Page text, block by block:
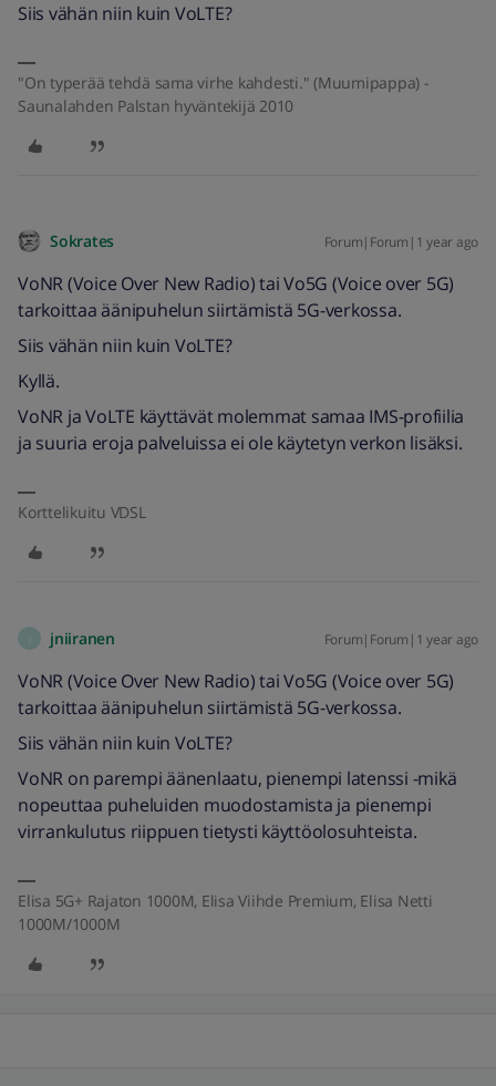
Siis vähän niin kuin VoLTE?
"On typerää tehdä sama virhe kahdesti." (Muumipappa) -
Saunalahden Palstan hyväntekijä 2010
Sokrates Forum|Forum|1 year ago
VoNR (Voice Over New Radio) tai Vo5G (Voice over 5G)
tarkoittaa äänipuhelun siirtämistä 5G-verkossa.
Siis vähän niin kuin VoLTE?
Kyllä.
VoNR ja VoLTE käyttävät molemmat samaa IMS-profiilia
ja suuria eroja palveluissa ei ole käytetyn verkon lisäksi.
Korttelikuitu VDSL
jniiranen Forum|Forum|1 year ago
VoNR (Voice Over New Radio) tai Vo5G (Voice over 5G)
tarkoittaa äänipuhelun siirtämistä 5G-verkossa.
Siis vähän niin kuin VoLTE?
VoNR on parempi äänenlaatu, pienempi latenssi -mikä
nopeuttaa puheluiden muodostamista ja pienempi
virrankulutus riippuen tietysti käyttöolosuhteista.
Elisa 5G+ Rajaton 1000M, Elisa Viihde Premium, Elisa Netti
1000M/1000M